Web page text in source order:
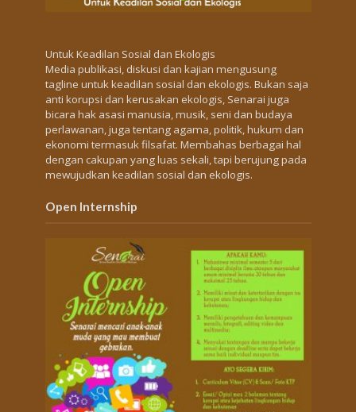
Untuk Keadilan Sosial dan Ekologis
Media publikasi, diskusi dan kajian mengusung
tagline untuk keadilan sosial dan ekologis. Bukan saja
anti korupsi dan kerusakan ekologis, Senarai juga
bicara hak asasi manusia, musik, seni dan budaya
perlawanan, juga tentang agama, politik, hukum dan
ekonomi termasuk filsafat. Membahas berbagai hal
dengan cakupan yang luas sekali, tapi berujung pada
mewujudkan keadilan sosial dan ekologis.
Open Internship